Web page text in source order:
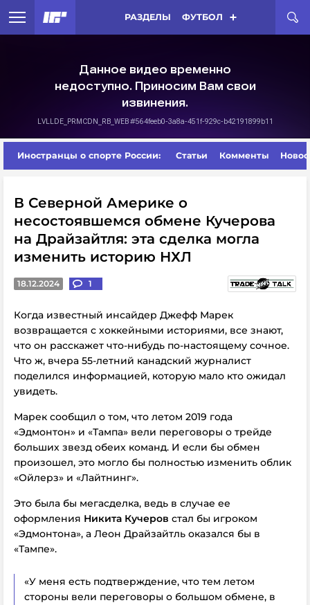
РАЗДЕЛЫ ФУТБОЛ
Иностранцы о спорте России: Статьи Комменты
В Северной Америке о
несостоявшемся обмене Кучерова
на Драйзайтля: эта сделка могла
изменить историю НХЛ
18.12.2024 1
Когда известный инсайдер Джефф Марек
возвращается с хоккейными историями, все знают,
что он расскажет что-нибудь по-настоящему сочное.
Что ж, вчера 55-летний канадский журналист
поделился информацией, которую мало кто ожидал
увидеть.
Марек сообщил о том, что летом 2019 года
«Эдмонтон» и «Тампа» вели переговоры о трейде
больших звезд обеих команд. И если бы обмен
произошел, это могло бы полностью изменить облик
«Ойлерз» и «Лайтнинг».
Это была бы мегасделка, ведь в случае ее
оформления Никита Кучеров стал бы игроком
«Эдмонтона», а Леон Драйзайтль оказался бы в
«Тампе».
«У меня есть подтверждение, что тем летом
стороны вели переговоры о большом обмене, в